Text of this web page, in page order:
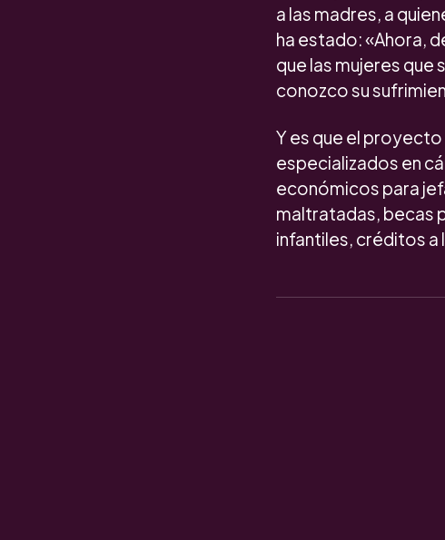
a las madres, a
ha estado: «Ahora,
que las mujeres que
conozco su
Y es que el
especializados en
económicos para
maltratadas, becas
infantiles, créditos